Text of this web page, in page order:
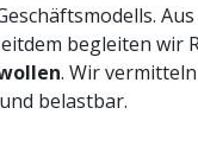
begleiten wir
. Wir
belastbar.